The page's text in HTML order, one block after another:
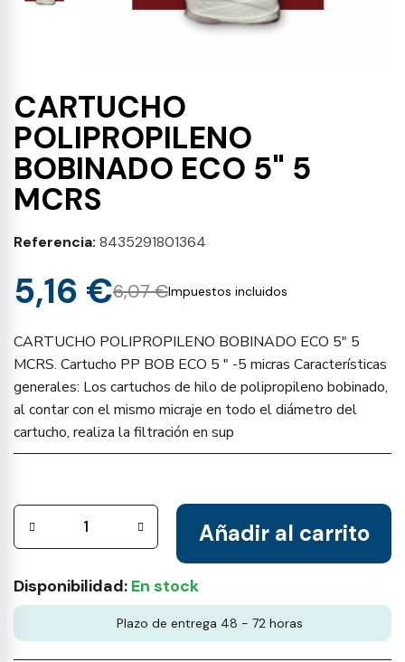
CARTUCHO
POLIPROPILENO
BOBINADO ECO 5" 5
MCRS
Referencia 8435291801364
6,07 €
5,16 € Impuestos incluidos
CARTUCHO POLIPROPILENO BOBINADO ECO 5" 5
MCRS. Cartucho PP BOB ECO 5 " -5 micras Características
generales: Los cartuchos de hilo de polipropileno bobinado,
al contar con el mismo micraje en todo el diámetro del
cartucho, realiza la filtración en sup
Añadir al carrito
Disponibilidad: En stock
Plazo de entrega 48 - 72 horas